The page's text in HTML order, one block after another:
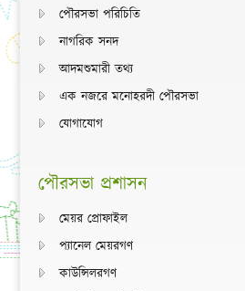
পৌরসভা পরিচিতি
নাগরিক সনদ
আদমশুমারী তথ্য
এক নজরে মনোহরদী পৌরসভা
যোগাযোগ
পৌরসভা প্রশাসন
মেয়র প্রোফাইল
প্যানেল মেয়রগণ
কাউন্সিলরগণ